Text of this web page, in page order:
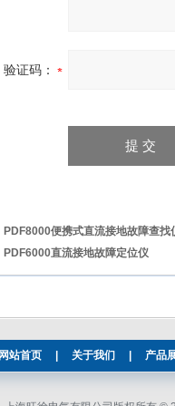
验证码：
PDF8000便携式直流接地故障查找
PDF6000直流接地故障定位仪
网站首页 关于我们 产品